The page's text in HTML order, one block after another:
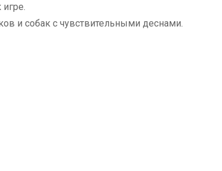
и собак с чувствительными деснами.